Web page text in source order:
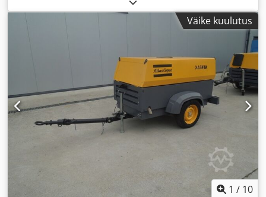
Väike kuulutus
1 / 10